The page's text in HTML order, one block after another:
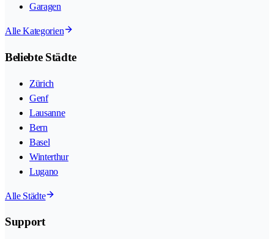
Garagen
Alle Kategorien
Beliebte Städte
Zürich
Genf
Lausanne
Bern
Basel
Winterthur
Lugano
Alle Städte
Support